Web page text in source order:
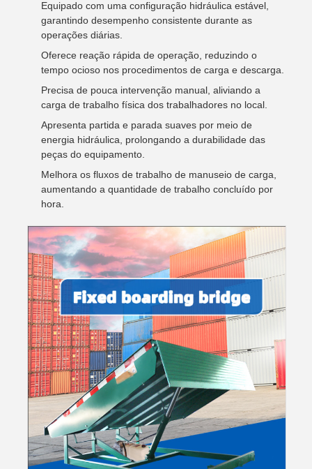
Equipado com uma configuração hidráulica estável,
garantindo desempenho consistente durante as
operações diárias.
Oferece reação rápida de operação, reduzindo o
tempo ocioso nos procedimentos de carga e descarga.
Precisa de pouca intervenção manual, aliviando a
carga de trabalho física dos trabalhadores no local.
Apresenta partida e parada suaves por meio de
energia hidráulica, prolongando a durabilidade das
peças do equipamento.
Melhora os fluxos de trabalho de manuseio de carga,
aumentando a quantidade de trabalho concluído por
hora.